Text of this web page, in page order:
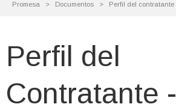
Promesa Documentos Perfil del contratante
Perfil del
Contratante -